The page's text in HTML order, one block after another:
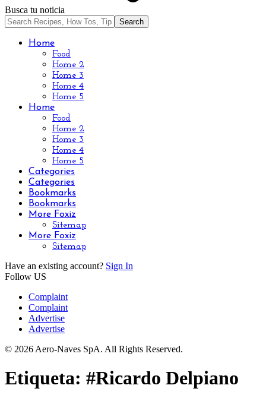
Busca tu noticia
Home
Food
Home 2
Home 3
Home 4
Home 5
Home
Food
Home 2
Home 3
Home 4
Home 5
Categories
Categories
Bookmarks
Bookmarks
More Foxiz
Sitemap
More Foxiz
Sitemap
Have an existing account? Sign In
Follow US
Complaint
Complaint
Advertise
Advertise
© 2026 Aero-Naves SpA. All Rights Reserved.
Etiqueta: #Ricardo Delpiano